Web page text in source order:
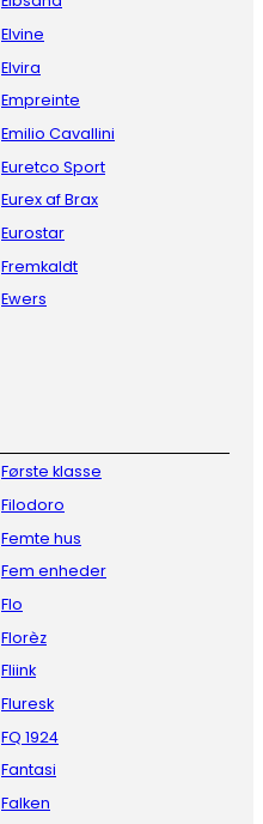
Elvine
Elvira
Empreinte
Emilio Cavallini
Euretco Sport
Eurex af Brax
Eurostar
Fremkaldt
Ewers
Første klasse
Filodoro
Femte hus
Fem enheder
Flo
Florèz
Fliink
Fluresk
FQ 1924
Fantasi
Falken